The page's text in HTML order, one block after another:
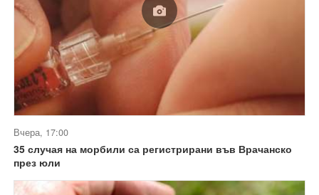
Вчера, 17:00
35 случая на морбили са регистрирани във Врачанско
през юли